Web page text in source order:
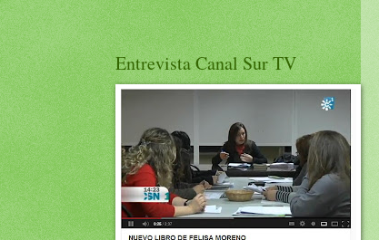
Entrevista Canal Sur TV